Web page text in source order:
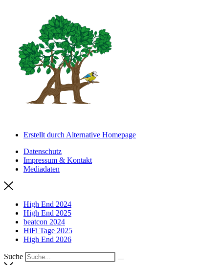
Erstellt durch Alternative Homepage
Datenschutz
Impressum & Kontakt
Mediadaten
High End 2024
High End 2025
beatcon 2024
HiFi Tage 2025
High End 2026
Suche